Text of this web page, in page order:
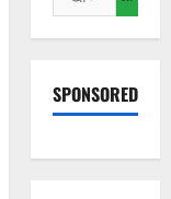
को
खोजें:
SPONSORED